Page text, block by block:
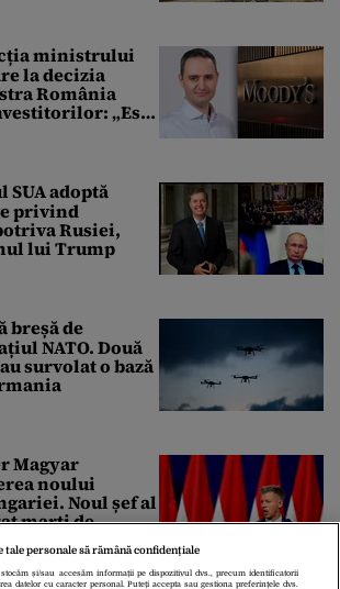
ministrului
la decizia
România
„Este
caz un
SUA adoptă
privind
Rusiei,
lui Trump
breșă de
NATO. Două
survolat o bază
Magyar
noului
Noul șef al
marți de
tale personale să rămână confidențiale
stocăm și/sau accesăm informații pe dispozitivul dvs., precum identificatorii
datelor cu caracter personal. Puteți accepta sau gestiona preferințele dvs.